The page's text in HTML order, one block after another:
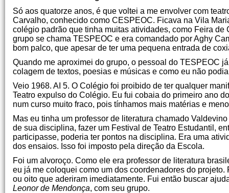
Só aos quatorze anos, é que voltei a me envolver com
Carvalho, conhecido como CESPEOC. Ficava na Vila
colégio padrão que tinha muitas atividades, como Feira
grupo se chama TESPEOC e era comandado por Aghy
bom palco, que apesar de ter uma pequena entrada de
Quando me aproximei do grupo, o pessoal do TESPEOC
colagem de textos, poesias e músicas e como eu não
Veio 1968. AI 5. O Colégio foi proibido de ter qualquer
Teatro expulso do Colégio. Eu fui cobaia do primeiro ano
num curso muito fraco, pois tínhamos mais matérias e
Mas eu tinha um professor de literatura chamado
de sua disciplina, fazer um Festival de Teatro Estudantil,
participasse, poderia ter pontos na disciplina. Era uma
dos ensaios. Isso foi imposto pela direção da Escola.
Foi um alvoroço. Como ele era professor de literatura
eu já me coloquei como um dos coordenadores do
ou oito que aderiram imediatamente. Fui então buscar
Leonor de Mendonça, com seu grupo.